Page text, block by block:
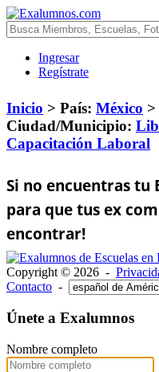
Ingresar
Regístrate
Inicio > País: México >
Ciudad/Municipio:
Capacitación Laboral
Si no encuentras tu
para que tus ex
encontrar!
Copyright © 2026 -
Contacto -
Únete a Exalumnos
Nombre completo